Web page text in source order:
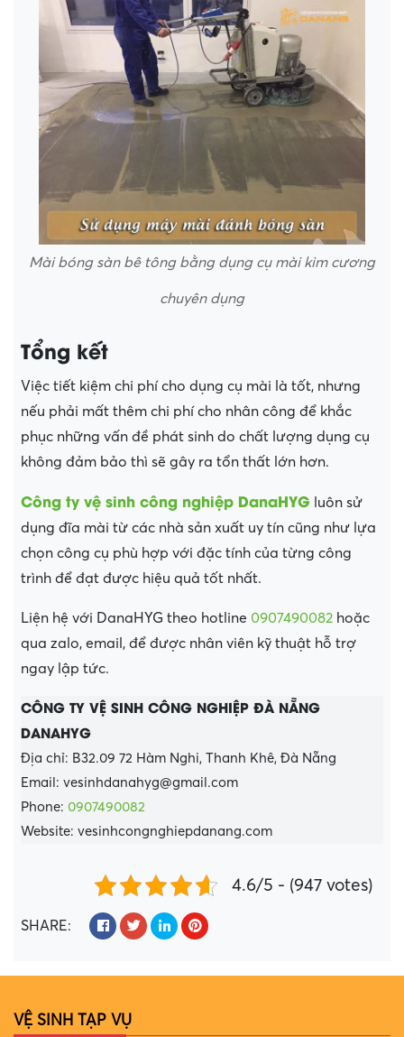
Mài bóng sàn bê tông bằng dụng cụ mài kim cương
chuyên dụng
Tổng kết
Việc tiết kiệm chi phí cho dụng cụ mài là tốt, nhưng
nếu phải mất thêm chi phí cho nhân công để khắc
phục những vấn đề phát sinh do chất lượng dụng cụ
không đảm bảo thì sẽ gây ra tổn thất lớn hơn.
Công ty vệ sinh công nghiệp DanaHYG luôn sử
dụng đĩa mài từ các nhà sản xuất uy tín cũng như lựa
chọn công cụ phù hợp với đặc tính của từng công
trình để đạt được hiệu quả tốt nhất.
Liện hệ với DanaHYG theo hotline 0907490082 hoặc
qua zalo, email, để được nhân viên kỹ thuật hỗ trợ
ngay lập tức.
CÔNG TY VỆ SINH CÔNG NGHIỆP ĐÀ NẴNG
DANAHYG
Địa chỉ: B32.09 72 Hàm Nghi, Thanh Khê, Đà Nẵng
Email: vesinhdanahyg@gmail.com
Phone: 0907490082
Website: vesinhcongnghiepdanang.com
4.6/5 - (947 votes)
SHARE:
VỆ SINH TẠP VỤ